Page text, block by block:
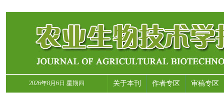
2026年8月6日 星期四 关于本刊 作者专区 审稿专区